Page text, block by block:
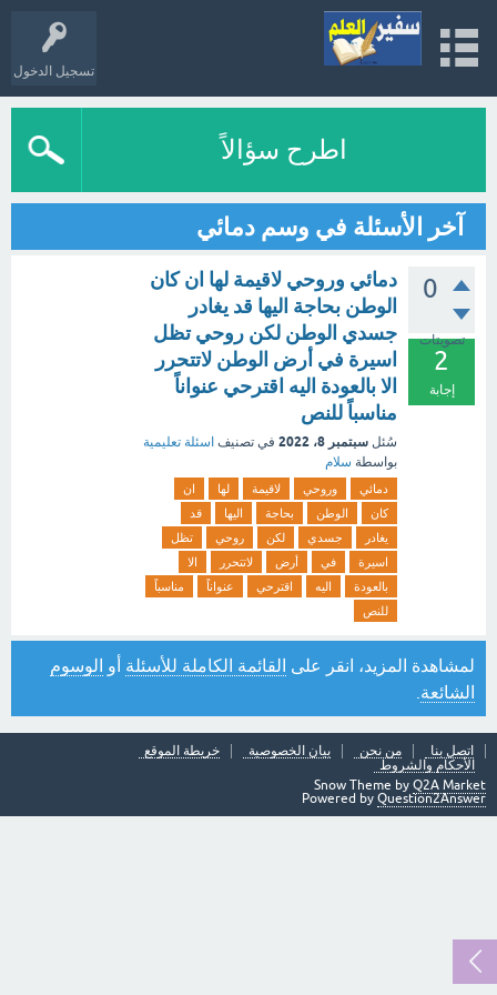
تسجيل الدخول
اطرح سؤالاً
آخر الأسئلة في وسم دمائي
0
تصويتات
2
إجابة
دمائي وروحي لاقيمة لها ان كان
الوطن بحاجة اليها قد يغادر
جسدي الوطن لكن روحي تظل
اسيرة في أرض الوطن لاتتحرر
الا بالعودة اليه اقترحي عنواناً
مناسباً للنص
سُئل سبتمبر 8، 2022 في تصنيف اسئلة تعليمية
بواسطة سلام
دمائي وروحي لاقيمة لها
ان
كان
الوطن بحاجة اليها
قد
يغادر
جسدي لكن روحي
تظل
اسيرة
في أرض لاتتحرر
الا
بالعودة
اليه اقترحي عنواناً
مناسباً
للنص
لمشاهدة المزيد، انقر على القائمة الكاملة للأسئلة أو الوسوم
الشائعة
اتصل بنا من نحن بيان الخصوصية
خريطة الموقع
الأحكام والشروط
Snow Theme by Q2A Market
Powered by Question2Answer